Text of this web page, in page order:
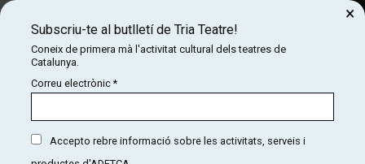
NOTÍCIES
Subscriu-te al butlletí de Tria Teatre!
Coneix de primera mà l'activitat cultural dels teatres de
Catalunya.
Correu electrònic*
Accepto rebre informació sobre les activitats, serveis i
×